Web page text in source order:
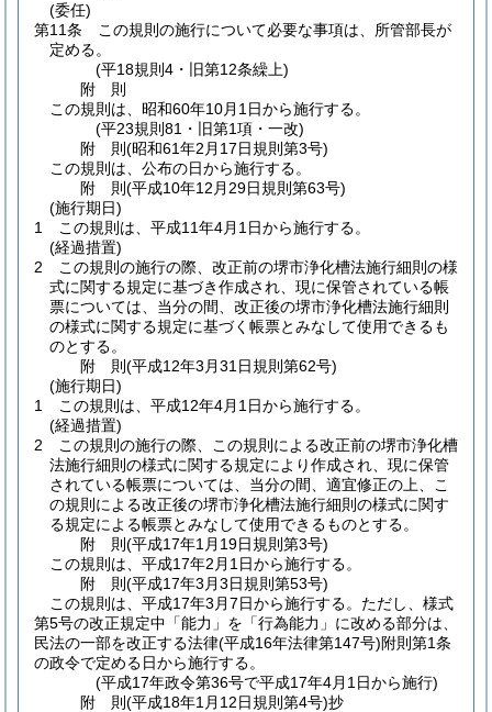
(委任)
第11条
この規則の施行について必要な事項は、所管部長が
定める。
(平18規則4・旧第12条繰上)
附 則
この規則は、昭和60年10月1日から施行する。
(平23規則81・旧第1項・一改)
附 則(昭和61年2月17日規則第3号)
この規則は、公布の日から施行する。
附 則(平成10年12月29日規則第63号)
(施行期日)
1
この規則は、平成11年4月1日から施行する。
(経過措置)
2
この規則の施行の際、改正前の堺市浄化槽法施行細則の様
式に関する規定に基づき作成され、現に保管されている帳
票については、当分の間、改正後の堺市浄化槽法施行細則
の様式に関する規定に基づく帳票とみなして使用できるも
のとする。
附 則(平成12年3月31日規則第62号)
(施行期日)
1
この規則は、平成12年4月1日から施行する。
(経過措置)
2
この規則の施行の際、この規則による改正前の堺市浄化槽
法施行細則の様式に関する規定により作成され、現に保管
されている帳票については、当分の間、適宜修正の上、こ
の規則による改正後の堺市浄化槽法施行細則の様式に関す
る規定による帳票とみなして使用できるものとする。
附 則(平成17年1月19日規則第3号)
この規則は、平成17年2月1日から施行する。
附 則(平成17年3月3日規則第53号)
この規則は、平成17年3月7日から施行する。 ただし、様式
第5号の改正規定中「能力」を「行為能力」に改める部分は、
民法の一部を改正する法律(平成16年法律第147号)附則第1条
の政令で定める日から施行する。
(平成17年政令第36号で平成17年4月1日から施行)
附 則(平成18年1月12日規則第4号)抄